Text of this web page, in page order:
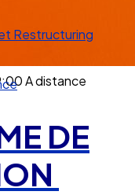
Restructuring
A distance
DE